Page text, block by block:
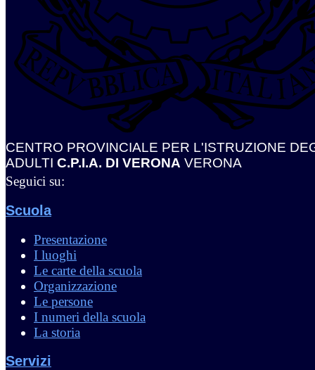
CENTRO PROVINCIALE PER L'ISTRUZIONE
ADULTI C.P.I.A. DI VERONA VERONA
Seguici su:
Scuola
Presentazione
I luoghi
Le carte della scuola
Organizzazione
Le persone
I numeri della scuola
La storia
Servizi